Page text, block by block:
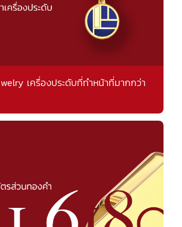
เครื่องประดับที่ทำหน้าที่มากกว่า